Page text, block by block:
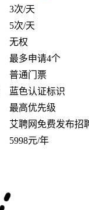
3次/天
5次/天
无权
最多申请4个
普通门票
蓝色认证标识
最高优先级
艾聘网免费发布招
5998元/年